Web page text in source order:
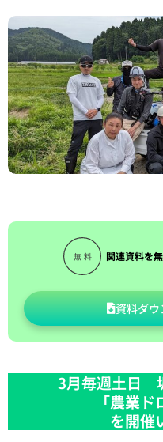
関連資料を
資料ダウ
3月毎週土日
「農業ド
を開催